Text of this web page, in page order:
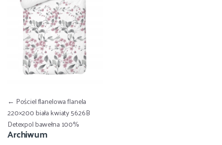
Nawigacja wpisu
← Pościel flanelowa flanela
220×200 biała kwiaty 5626B
Detexpol bawełna 100%
Archiwum